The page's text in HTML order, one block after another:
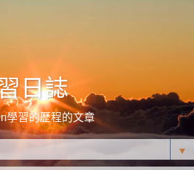
日誌
學習的歷程的文章
▼